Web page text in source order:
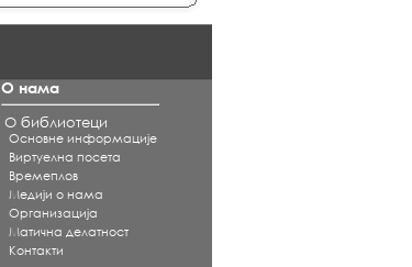
О нама
О библиотеци
Основне информације
Виртуелна посета
Времеплов
Медији о нама
Организација
Матична делатност
Контакти